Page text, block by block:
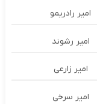
امیر رادریمو
امیر رشوند
امیر زارعی
امیر سرخی